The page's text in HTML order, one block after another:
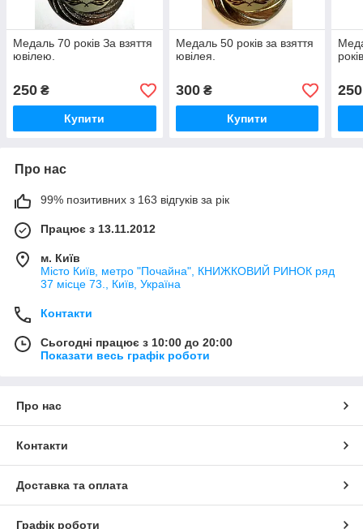
Медаль 70 років За взяття
ювілею.
250 ₴
Купити
Медаль 50 років за взяття
ювілея.
300₴
Купити
250
Про нас
99% позитивних з 163 відгуків за рік
Працює з 13.11.2012
м. Київ
Місто Київ, метро "Почайна", КНИЖКОВИЙ РИНОК ряд
37 місце 73., Київ, Україна
Контакти
Сьогодні працює з 10:00 до 20:00
Показати весь графік роботи
Про нас
Контакти
Доставка та оплата
Графік роботи